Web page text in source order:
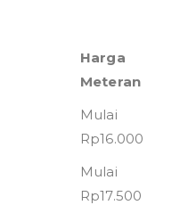
Harga
Meteran
Mulai
Rp16.000
Mulai
Rp17.500